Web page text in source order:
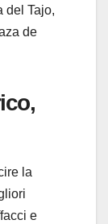
del Tajo,
de
la
e